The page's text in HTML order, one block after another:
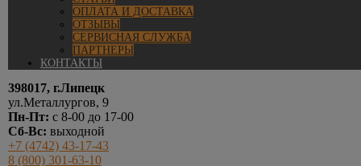
ОПЛАТА И ДОСТАВКА
ОТЗЫВЫ
СЕРВИСНАЯ СЛУЖБА
ПАРТНЕРЫ
КОНТАКТЫ
398017, г.Липецк
ул.Металлургов, 9
Пн-Пт: с 8-00 до 17-00
Сб-Вс: выходной
+7 (4742) 43-17-43
8 (800) 301-63-10